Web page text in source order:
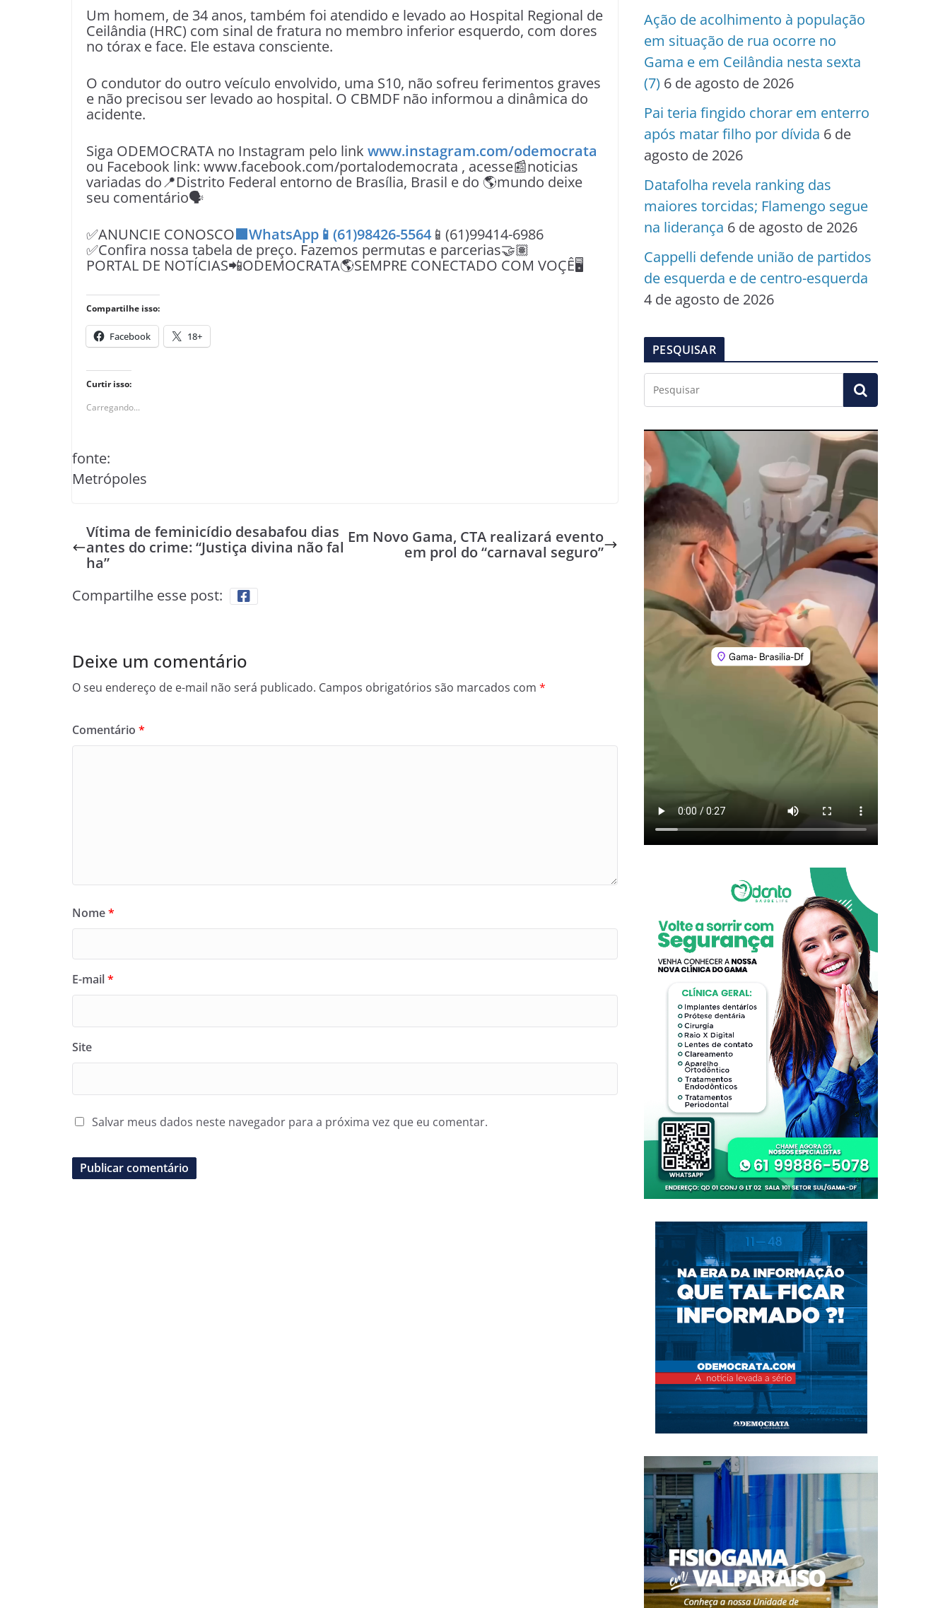
Um homem, de 34 anos, também foi atendido e levado ao Hospital Regional de
Ceilândia (HRC) com sinal de fratura no membro inferior esquerdo, com dores
no tórax e face. Ele estava consciente.
O condutor do outro veículo envolvido, uma S10, não sofreu ferimentos graves
e não precisou ser levado ao hospital. O CBMDF não informou a dinâmica do
acidente.
Siga ODEMOCRATA no Instagram pelo link www.instagram.com/odemocrata
ou Facebook link: www.facebook.com/portalodemocrata , acesse📰noticias
variadas do📍Distrito Federal entorno de Brasília, Brasil e do 🌎mundo deixe
seu comentário🗣
✅ANUNCIE CONOSCO🟩WhatsApp📱(61)98426-5564 📱(61)99414-6986
✅Confira nossa tabela de preço. Fazemos permutas e parcerias🤝🏽
PORTAL DE NOTÍCIAS📲ODEMOCRATA🌎SEMPRE CONECTADO COM VOÇÊ🖥️
Compartilhe isso:
Facebook 18+
Curtir isso:
Carregando...
fonte:
Metrópoles
Vítima de feminicídio desabafou dias
antes do crime: “Justiça divina não fal
ha”
Em Novo Gama, CTA realizará evento
em prol do “carnaval seguro”
Compartilhe esse post:
Deixe um comentário
O seu endereço de e-mail não será publicado. Campos obrigatórios são marcados com *
Comentário *
Nome*
E-mail*
Site
Salvar meus dados neste navegador para a próxima vez que eu comentar.
Ação de acolhimento à população
em situação de rua ocorre no
Gama e em Ceilândia nesta sexta
(7) 6 de agosto de 2026
Pai teria fingido chorar em enterro
após matar filho por dívida 6 de
agosto de 2026
Datafolha revela ranking das
maiores torcidas; Flamengo segue
na liderança 6 de agosto de 2026
Cappelli defende união de partidos
de esquerda e de centro-esquerda
4 de agosto de 2026
PESQUISAR